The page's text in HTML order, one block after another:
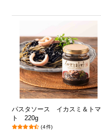
パスタソース イカスミ＆トマ
ト 220g
(4件)